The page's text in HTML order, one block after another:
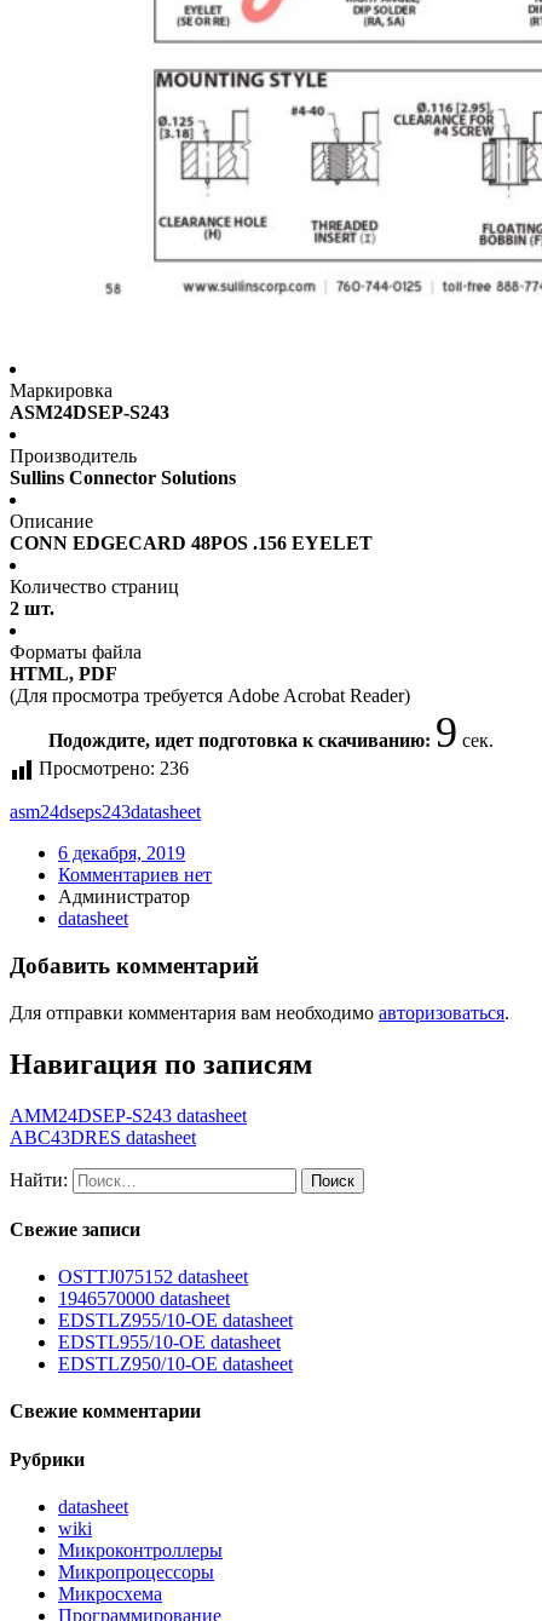
Маркировка
ASM24DSEP-S243
Производитель
Sullins Connector Solutions
Описание
CONN EDGECARD 48POS .156 EYELET
Количество страниц
2 шт.
Форматы файла
HTML, PDF
(Для просмотра требуется Adobe Acrobat Reader)
Подождите, идет подготовка к скачиванию: 9 сек.
Просмотрено: 236
asm24dseps243datasheet
6 декабря, 2019
Комментариев нет
Администратор
datasheet
Добавить комментарий
Для отправки комментария вам необходимо авторизоваться.
Навигация по записям
AMM24DSEP-S243 datasheet
ABC43DRES datasheet
Найти:
Свежие записи
OSTTJ075152 datasheet
1946570000 datasheet
EDSTLZ955/10-OE datasheet
EDSTL955/10-OE datasheet
EDSTLZ950/10-OE datasheet
Свежие комментарии
Рубрики
datasheet
wiki
Микроконтроллеры
Микропроцессоры
Микросхема
Программирование